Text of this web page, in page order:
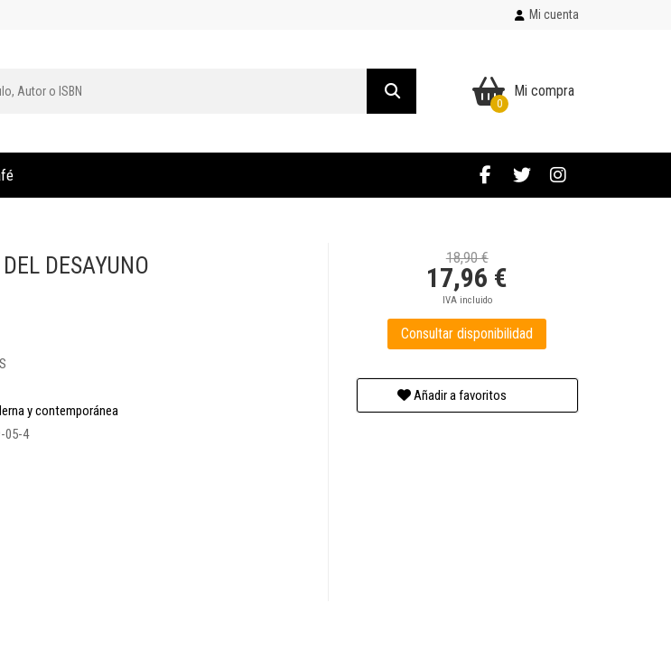
Mi cuenta
Mi compra
0
DESAYUNO
y contemporánea
05-4
18,90 €
17,96 €
IVA incluido
Consultar disponibilidad
Añadir a favoritos